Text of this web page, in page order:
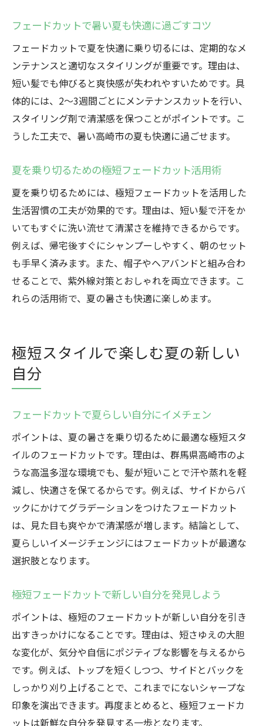
フェードカットで暑い夏も快適に過ごすコツ
フェードカットで夏を快適に乗り切るには、定期的なメ
ンテナンスと適切なスタイリングが重要です。理由は、
短い髪でも伸びると爽快感が失われやすいためです。具
体的には、2～3週間ごとにメンテナンスカットを行い、
スタイリング剤で清潔感を保つことがポイントです。こ
うした工夫で、暑い高崎市の夏も快適に過ごせます。
夏を乗り切るための極短フェードカット活用術
夏を乗り切るためには、極短フェードカットを活用した
生活習慣の工夫が効果的です。理由は、短い髪で汗をか
いてもすぐに洗い流せて清潔さを維持できるからです。
例えば、帰宅後すぐにシャンプーしやすく、朝のセット
も手早く済みます。また、帽子やヘアバンドと組み合わ
せることで、紫外線対策とおしゃれを両立できます。こ
れらの活用術で、夏の暑さも快適に楽しめます。
極短スタイルで楽しむ夏の新しい
自分
フェードカットで夏らしい自分にイメチェン
ポイントは、夏の暑さを乗り切るために最適な極短スタ
イルのフェードカットです。理由は、群馬県高崎市のよ
うな高温多湿な環境でも、髪が短いことで汗や蒸れを軽
減し、快適さを保てるからです。例えば、サイドからバ
ックにかけてグラデーションをつけたフェードカット
は、見た目も爽やかで清潔感が増します。結論として、
夏らしいイメージチェンジにはフェードカットが最適な
選択肢となります。
極短フェードカットで新しい自分を発見しよう
ポイントは、極短のフェードカットが新しい自分を引き
出すきっかけになることです。理由は、短さゆえの大胆
な変化が、気分や自信にポジティブな影響を与えるから
です。例えば、トップを短くしつつ、サイドとバックを
しっかり刈り上げることで、これまでにないシャープな
印象を演出できます。再度まとめると、極短フェードカ
ットは新鮮な自分を発見する一歩となります。